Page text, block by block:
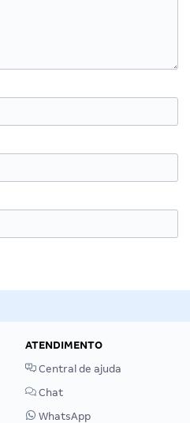
ATENDIMENTO
Central de ajuda
Chat
WhatsApp